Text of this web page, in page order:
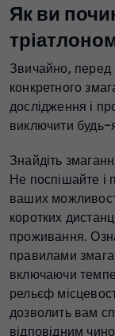
Як ви
Звичайно, перед
конкретного
дослідження і
виключити будь-
Знайдіть
Не поспішайте і
ваших
коротких
проживання.
правилами
включаючи
рельєф
дозволить вам
відповідним